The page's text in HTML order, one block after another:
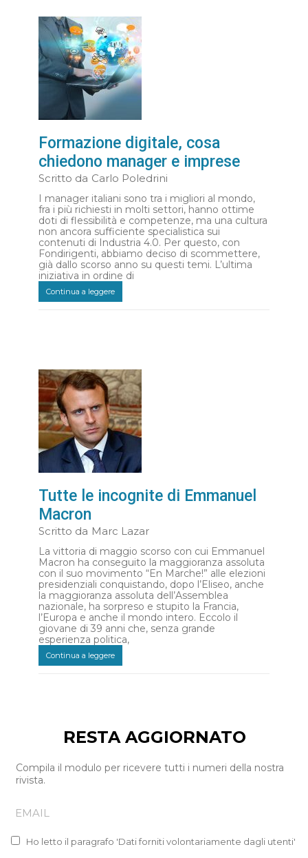
Formazione digitale, cosa
chiedono manager e imprese
Scritto da Carlo Poledrini
I manager italiani sono tra i migliori al mondo,
fra i più richiesti in molti settori, hanno ottime
doti di flessibilità e competenze, ma una cultura
non ancora sufficiente specialistica sui
contenuti di Industria 4.0. Per questo, con
Fondirigenti, abbiamo deciso di scommettere,
già dallo scorso anno su questi temi. L’ultima
iniziativa in ordine di
Continua a leggere
Tutte le incognite di Emmanuel
Macron
Scritto da Marc Lazar
La vittoria di maggio scorso con cui Emmanuel
Macron ha conseguito la maggioranza assoluta
con il suo movimento “En Marche!” alle elezioni
presidenziali conquistando, dopo l’Eliseo, anche
la maggioranza assoluta dell’Assemblea
nazionale, ha sorpreso e stupito la Francia,
l’Europa e anche il mondo intero. Eccolo il
giovane di 39 anni che, senza grande
esperienza politica,
Continua a leggere
RESTA AGGIORNATO
Compila il modulo per ricevere tutti i numeri della nostra
rivista.
Ho letto il paragrafo 'Dati forniti volontariamente dagli utenti'